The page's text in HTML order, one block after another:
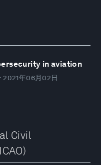
in aviation
2021年06月02日
Civil